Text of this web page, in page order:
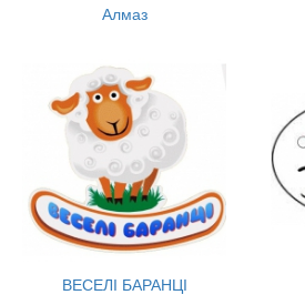
Алмаз
ВЕСЕЛІ БАРАНЦІ